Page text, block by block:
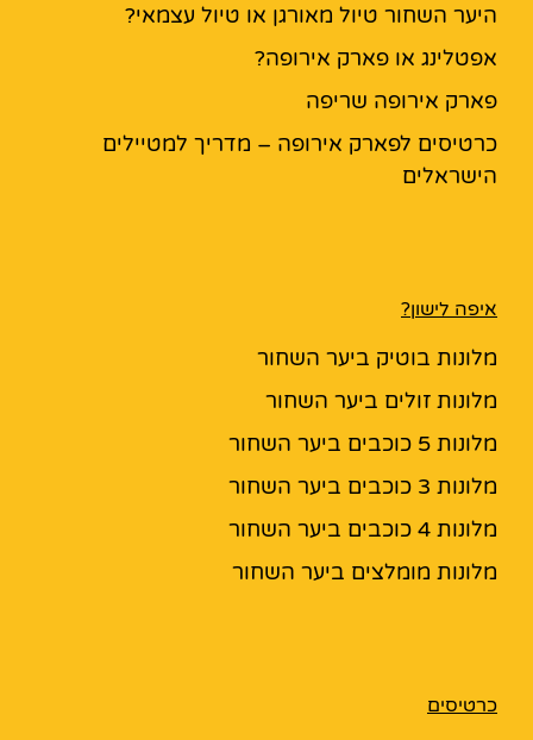
היער השחור טיול מאורגן או טיול עצמאי?
אפטלינג או פארק אירופה?
פארק אירופה שריפה
כרטיסים לפארק אירופה – מדריך למטיילים
הישראלים
איפה לישון?
מלונות בוטיק ביער השחור
מלונות זולים ביער השחור
מלונות 5 כוכבים ביער השחור
מלונות 3 כוכבים ביער השחור
מלונות 4 כוכבים ביער השחור
מלונות מומלצים ביער השחור
כרטיסים